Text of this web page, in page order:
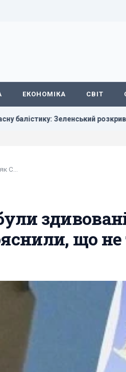
ЕКОНОМІКА СВІТ
розкрив терміни
що не